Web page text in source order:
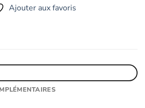
Ajouter aux favoris